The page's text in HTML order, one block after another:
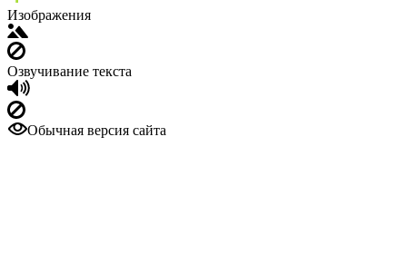
Изображения
Озвучивание текста
Обычная версия сайта